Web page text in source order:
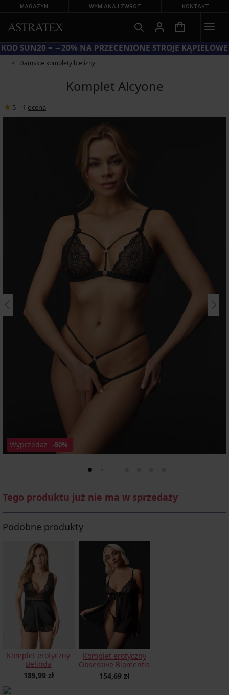
MAGAZYN WYMIANA I ZWROT KONTAKT
KOD SUN20 = −20% NA PRZECENIONE STROJE KĄPIELOWE
Damskie komplety bielizny
Komplet Alcyone
5 1 ocena
Wyprzedaż -50%
Tego produktu już nie ma w sprzedaży
Podobne produkty
Komplet erotyczny
Belinda
185,99 zł
Komplet erotyczny
Obsessive Blomentis
154,69 zł